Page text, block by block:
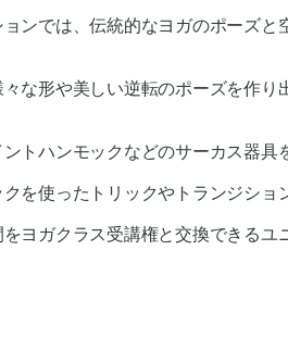
ンでは、伝統的なヨガのポーズ
な形や美しい逆転のポーズを作
トハンモックなどのサーカス器具
を使ったトリックやトランジショ
ヨガクラス受講権と交換できる